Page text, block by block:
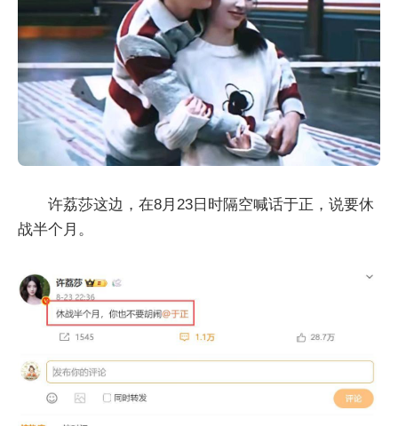
许荔莎这边，在8月23日时隔空喊话于正，说要休
战半个月。